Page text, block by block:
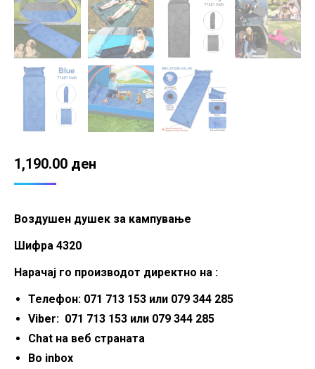
1,190.00 ден
Воздушен душек за кампување
Шифра 4320
Нарачај го производот директно на :
Телефон: 071 713 153 или 079 344 285
Viber: 071 713 153 или 079 344 285
Chat на веб страната
Во inbox